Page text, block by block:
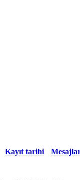
Kayıt tarihi